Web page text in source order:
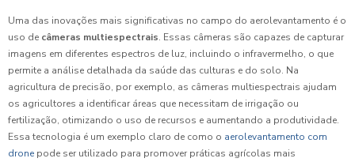
Uma das inovações mais significativas no campo do aerolevantamento é o
uso de câmeras multiespectrais. Essas câmeras são capazes de capturar
imagens em diferentes espectros de luz, incluindo o infravermelho, o que
permite a análise detalhada da saúde das culturas e do solo. Na
agricultura de precisão, por exemplo, as câmeras multiespectrais ajudam
os agricultores a identificar áreas que necessitam de irrigação ou
fertilização, otimizando o uso de recursos e aumentando a produtividade.
Essa tecnologia é um exemplo claro de como o aerolevantamento com
drone pode ser utilizado para promover práticas agrícolas mais